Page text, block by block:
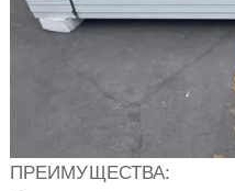
ПРЕИМУЩЕСТВА: